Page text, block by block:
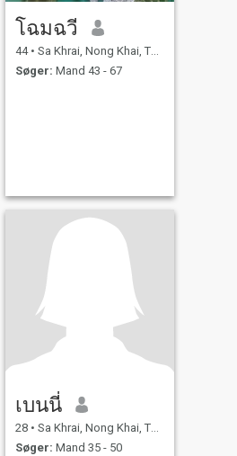
โฉมฉวี
44 • Sa Khrai, Nong Khai, Thailand
Søger: Mand 43 - 67
เบนนี่
28 • Sa Khrai, Nong Khai, Thailand
Søger: Mand 35 - 50